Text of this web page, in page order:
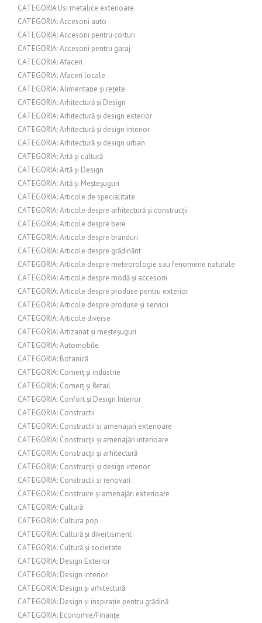
CATEGORIA Usi metalice exterioare
CATEGORIA: Accesorii auto
CATEGORIA: Accesorii pentru corturi
CATEGORIA: Accesorii pentru garaj
CATEGORIA: Afaceri
CATEGORIA: Afaceri locale
CATEGORIA: Alimentație și rețete
CATEGORIA: Arhitectură și Design
CATEGORIA: Arhitectură și design exterior
CATEGORIA: Arhitectură și design interior
CATEGORIA: Arhitectură și design urban
CATEGORIA: Artă și cultură
CATEGORIA: Artă și Design
CATEGORIA: Artă și Meșteșuguri
CATEGORIA: Articole de specialitate
CATEGORIA: Articole despre arhitectură și construcții
CATEGORIA: Articole despre bere
CATEGORIA: Articole despre branduri
CATEGORIA: Articole despre grădinărit
CATEGORIA: Articole despre meteorologie sau fenomene naturale
CATEGORIA: Articole despre modă și accesorii
CATEGORIA: Articole despre produse pentru exterior
CATEGORIA: Articole despre produse și servicii
CATEGORIA: Articole diverse
CATEGORIA: Artizanat și meșteșuguri
CATEGORIA: Automobile
CATEGORIA: Botanică
CATEGORIA: Comerț și industrie
CATEGORIA: Comerț și Retail
CATEGORIA: Confort și Design Interior
CATEGORIA: Constructii
CATEGORIA: Constructii si amenajari exterioare
CATEGORIA: Construcții și amenajări interioare
CATEGORIA: Construcții și arhitectură
CATEGORIA: Construcții și design interior
CATEGORIA: Constructii si renovari
CATEGORIA: Construire și amenajări exterioare
CATEGORIA: Cultură
CATEGORIA: Cultura pop
CATEGORIA: Cultură și divertisment
CATEGORIA: Cultură și societate
CATEGORIA: Design Exterior
CATEGORIA: Design interior
CATEGORIA: Design și arhitectură
CATEGORIA: Design și inspirație pentru grădină
CATEGORIA: Economie/Finanțe